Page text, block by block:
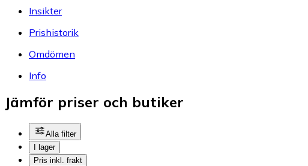
Insikter
Prishistorik
Omdömen
Info
Jämför priser och butiker
Alla filter
I lager
Pris inkl. frakt